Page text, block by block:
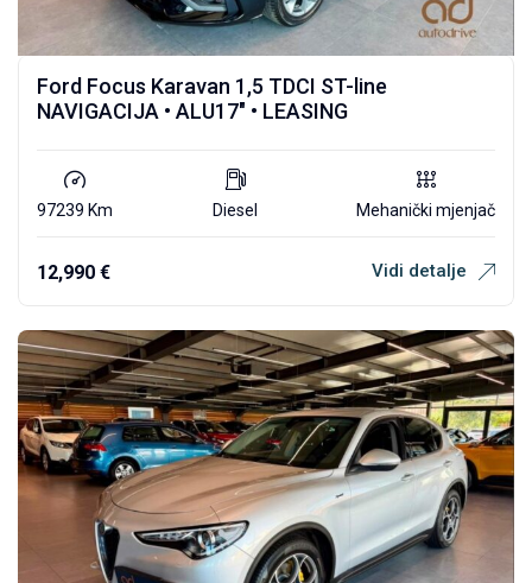
Ford Focus Karavan 1,5 TDCI ST-line
NAVIGACIJA • ALU17″ • LEASING
97239 Km Diesel Mehanički mjenjač
12,990 € Vidi detalje